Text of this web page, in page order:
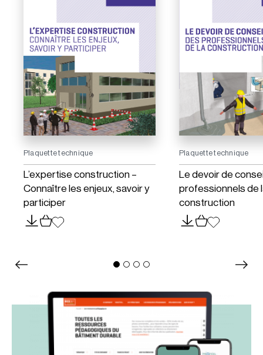
Plaquette technique
L’expertise construction –
Connaître les enjeux, savoir y
participer
Plaquette technique
Le devoir de
professionnels de
construction